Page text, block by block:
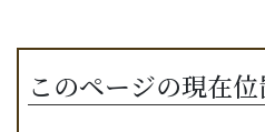
このページの現在位